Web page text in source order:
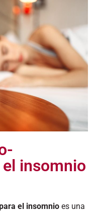
insomnio
el insomnio es una